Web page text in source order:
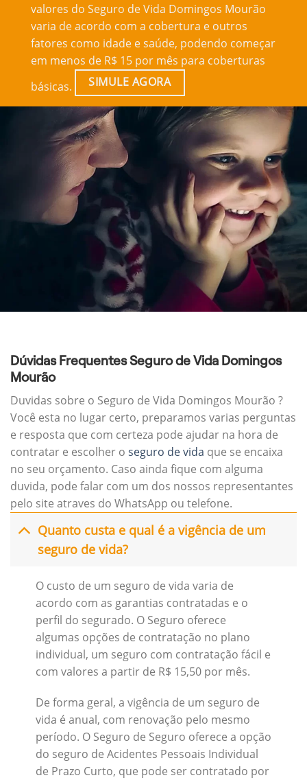
valores do Seguro de Vida Domingos Mourão
varia de acordo com a cobertura e outros
fatores como idade e saúde, podendo começar
em menos de R$ 15 por mês para coberturas
básicas.
SIMULE AGORA
Dúvidas Frequentes Seguro de Vida Domingos
Mourão
Duvidas sobre o Seguro de Vida Domingos Mourão ?
Você esta no lugar certo, preparamos varias perguntas
e resposta que com certeza pode ajudar na hora de
contratar e escolher o seguro de vida que se encaixa
no seu orçamento. Caso ainda fique com alguma
duvida, pode falar com um dos nossos representantes
pelo site atraves do WhatsApp ou telefone.
Quanto custa e qual é a vigência de um
seguro de vida?
O custo de um seguro de vida varia de
acordo com as garantias contratadas e o
perfil do segurado. O Seguro oferece
algumas opções de contratação no plano
individual, um seguro com contratação fácil e
com valores a partir de R$ 15,50 por mês.
De forma geral, a vigência de um seguro de
vida é anual, com renovação pelo mesmo
período. O Seguro de Seguro oferece a opção
do seguro de Acidentes Pessoais Individual
de Prazo Curto, que pode ser contratado por